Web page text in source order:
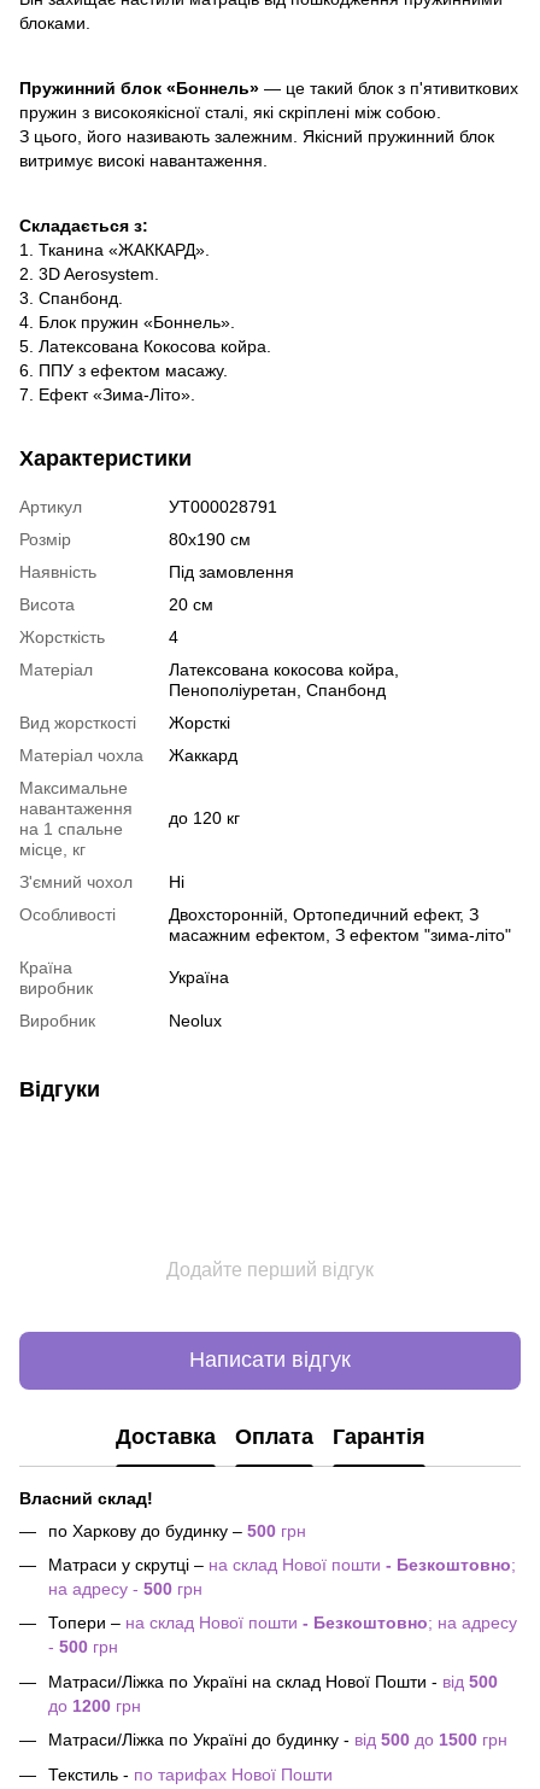
блоками.
Пружинний блок «Боннель» — це такий блок з п'ятивиткових
пружин з високоякісної сталі, які скріплені між собою.
З цього, його називають залежним. Якісний пружинний блок
витримує високі навантаження.
Складається з:
1. Тканина «ЖАККАРД».
2. 3D Aerosystem.
3. Спанбонд.
4. Блок пружин «Боннель».
5. Латексована Кокосова койра.
6. ППУ з ефектом масажу.
7. Ефект «Зима-Літо».
Характеристики
Артикул
УТ000028791
Розмір
80х190 см
Наявність
Під замовлення
Висота
20 см
Жорсткість
4
Матеріал
Латексована кокосова койра
Пенополіуретан Спанбонд
Вид жорсткості
Жорсткі
Матеріал чохла
Жаккард
Максимальне
навантаження
на 1 спальне
місце, кг
до 120 кг
З'ємний чохол
Ні
Особливості
Двохсторонній Ортопедичний ефект, З
масажним ефектом З ефектом "зима-літо"
Країна
виробник
Україна
Виробник Neolux
Відгуки
Додайте перший відгук
Написати відгук
Доставка Оплата Гарантія
Власний склад!
по Харкову до будинку – 500 грн
Матраси у скрутці – на склад Нової пошти - Безкоштовно;
на адресу - 500 грн
Топери – на склад Нової пошти - Безкоштовно; на адресу
- 500 грн
Матраси/Ліжка по Україні на склад Нової Пошти - від 500
до 1200 грн
Матраси/Ліжка по Україні до будинку - від 500 до 1500 грн
Текстиль - по тарифах Нової Пошти